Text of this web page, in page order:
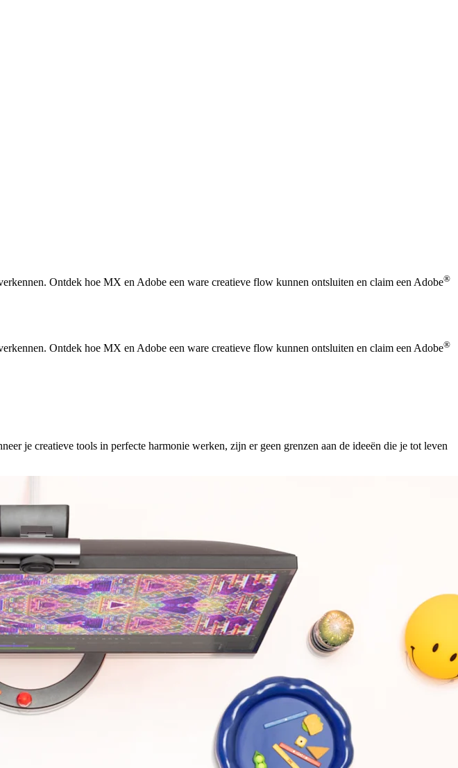
Ontdek hoe MX en Adobe een ware creatieve flow kunnen ontsluiten en claim een Adobe®
Ontdek hoe MX en Adobe een ware creatieve flow kunnen ontsluiten en claim een Adobe®
je creatieve tools in perfecte harmonie werken, zijn er geen grenzen aan de ideeën die je tot leven